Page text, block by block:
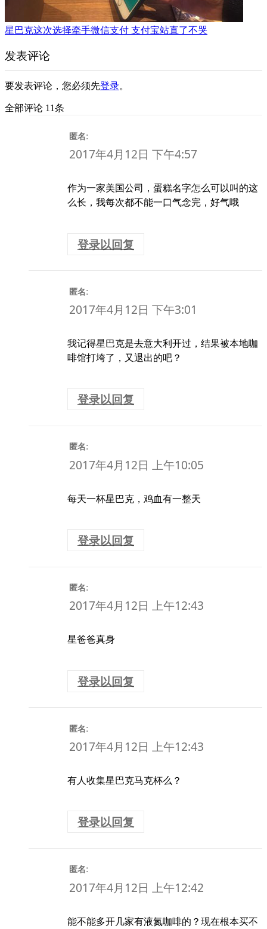
星巴克这次选择牵手微信支付 支付宝站直了不哭
发表评论
要发表评论，您必须先登录。
全部评论 11条
匿名:
2017年4月12日 下午4:57
作为一家美国公司，蛋糕名字怎么可以叫的这
么长，我每次都不能一口气念完，好气哦
登录以回复
匿名:
2017年4月12日 下午3:01
我记得星巴克是去意大利开过，结果被本地咖
啡馆打垮了，又退出的吧？
登录以回复
匿名:
2017年4月12日 上午10:05
每天一杯星巴克，鸡血有一整天
登录以回复
匿名:
2017年4月12日 上午12:43
星爸爸真身
登录以回复
匿名:
2017年4月12日 上午12:43
有人收集星巴克马克杯么？
登录以回复
匿名:
2017年4月12日 上午12:42
能不能多开几家有液氮咖啡的？现在根本买不